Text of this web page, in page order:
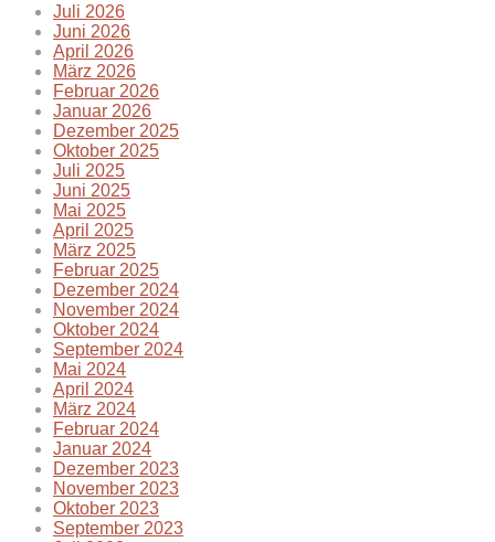
Juli 2026
Juni 2026
April 2026
März 2026
Februar 2026
Januar 2026
Dezember 2025
Oktober 2025
Juli 2025
Juni 2025
Mai 2025
April 2025
März 2025
Februar 2025
Dezember 2024
November 2024
Oktober 2024
September 2024
Mai 2024
April 2024
März 2024
Februar 2024
Januar 2024
Dezember 2023
November 2023
Oktober 2023
September 2023